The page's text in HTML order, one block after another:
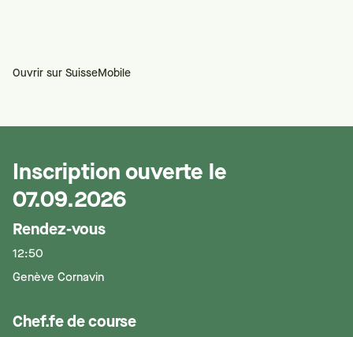
Ouvrir sur SuisseMobile
Inscription ouverte le
07.09.2026
Rendez-vous
12:50
Genève Cornavin
Chef.fe de course